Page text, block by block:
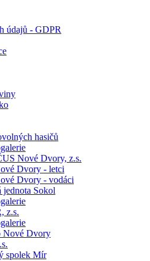
údajů - GDPR
hasičů
Nové Dvory, z.s.
Dvory - letci
Dvory - vodáci
jednota Sokol
z.s.
Nové Dvory
spolek Mír